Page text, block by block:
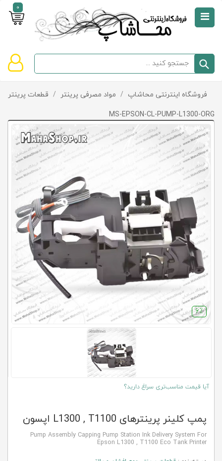
0
صفحه
دسته‌بندی
تخفیف‌ها
و
پیشنهادها
تماس
ما
کلاب
محاشاپ
سبد
خالی
است
فروشگاه اینترنتی محاشاپ / مواد مصرفی پرینتر / قطعات پرینتر و
MS-EPSON-CL-PUMP-L1300-ORG
6٪
آیا قیمت مناسب‌تری سراغ دارید؟
پمپ کلینر پرینترهای L1300 , T1100 اپسون
Pump Assembly Capping Pump Station Ink Delivery System For
Epson L1300 , T1100 Eco Tank Printer